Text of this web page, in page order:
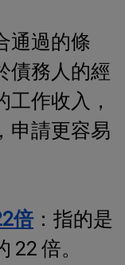
通過的條
債務人的經
作收入，
申請更容易
倍 ：指的是
22 倍。